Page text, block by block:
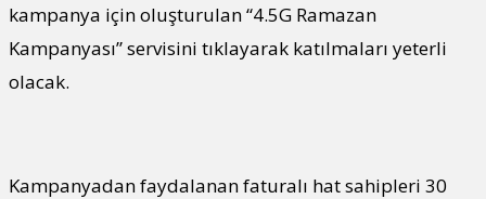
kampanya için oluşturulan “4.5G Ramazan
Kampanyası” servisini tıklayarak katılmaları yeterli
olacak.
Kampanyadan faydalanan faturalı hat sahipleri 30